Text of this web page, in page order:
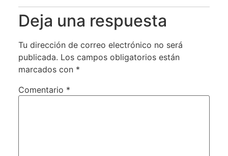
Deja una respuesta
Tu dirección de correo electrónico no será
publicada. Los campos obligatorios están
marcados con *
Comentario *